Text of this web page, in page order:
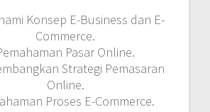
Konsep E-Business dan E-
Commerce.
Pasar Online.
Strategi Pemasaran
Online.
Proses E-Commerce.